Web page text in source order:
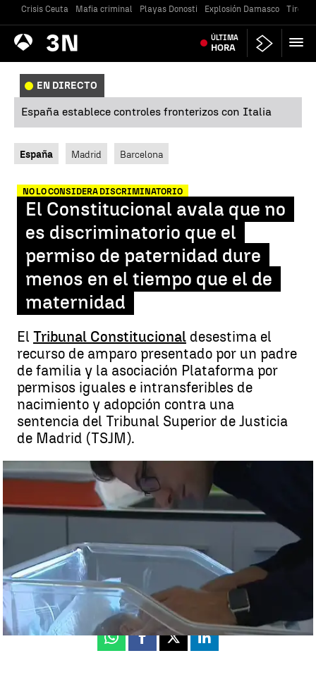
Crisis Ceuta Mafia criminal Playas Donosti Explosión Damasco Tiroteo
Antena
3 Noticias ÚLTIMA
HORA
EN DIRECTO
España establece controles fronterizos con Italia
España Madrid Barcelona
NO LO CONSIDERA DISCRIMINATORIO
El Constitucional avala que no
es discriminatorio que el
permiso de paternidad dure
menos en el tiempo que el de
maternidad
El Tribunal Constitucional desestima el
recurso de amparo presentado por un padre
de familia y la asociación Plataforma por
permisos iguales e intransferibles de
nacimiento y adopción contra una
sentencia del Tribunal Superior de Justicia
de Madrid (TSJM).
El Constitucional avala que no es discriminatorio que el permiso de
paternidad dure menos en el tiempo que el de maternidad |
antena3noticias.com
Antena 3 Noticias Madrid
Publicado:23 de octubre de 2018, 14:07
Whatsapp
Facebook
X Linkedin